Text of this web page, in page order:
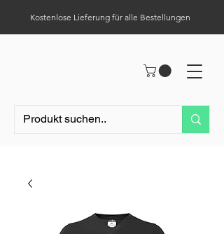
Kostenlose Lieferung für alle Bestellungen